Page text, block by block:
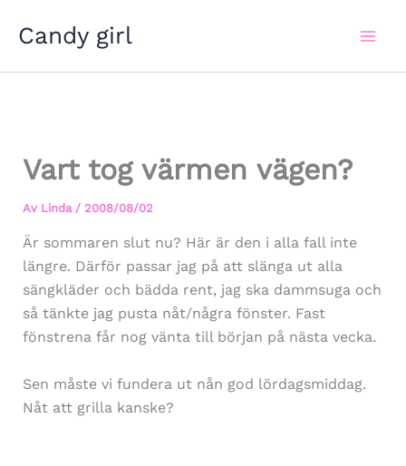
Candy girl
Vart tog värmen vägen?
Av Linda / 2008/08/02
Är sommaren slut nu? Här är den i alla fall inte
längre. Därför passar jag på att slänga ut alla
sängkläder och bädda rent, jag ska dammsuga och
så tänkte jag pusta nåt/några fönster. Fast
fönstrena får nog vänta till början på nästa vecka.
Sen måste vi fundera ut nån god lördagsmiddag.
Nåt att grilla kanske?